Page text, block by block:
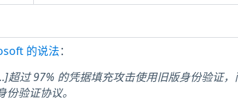
的说法：
超过 97% 的凭据填充攻击使用旧版身份验证
份验证协议。